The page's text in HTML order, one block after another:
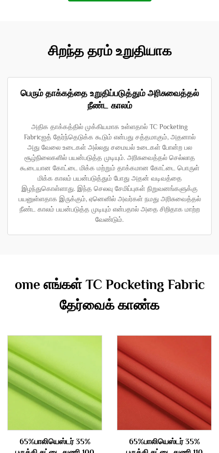
சிறந்த தரம் உறுதியாக
பெரும் தாக்கத்தை உறுதிப்படுத்தும் அரிசுவைத்தல்
நீண்ட காலம்
அதிக தாக்கத்தில் முக்கியமாக உள்ளதால் TC Pocketing
Fabricஐத் தேர்ந்தெடுக்க கூடும் என்பது சத்தமாகும், அதனால்
அது வேலை உடைகள் அல்லது சமையல் உடைகள் போன்ற பல
சூழ்நிலைகளில் பயன்படுத்த முடியும். அரிசுவைத்தல் செல்லாத
கூடையான கோட்டை மிக்க மற்றும் தாக்கமான கோட்டை பொருள்
மிக்க காலம் பயன்படுத்தும் போது அதன் வடிவத்தை
இழந்துகொள்ளாது. இந்த செலவு சேமிப்புகள் நிறுவனங்களுக்கு
பயனுள்ளதாக இருக்கும், ஏனெனில் அவர்கள் நமது அரிசுவைத்தல்
நீண்ட காலம் பயன்படுத்த முடியும் என்பதால் அதை சிறிதாக மாற்ற
வேண்டும்.
ome எங்கள் TC Pocketing Fabric
தேர்வைக் காண்க
65%பாலியெஸ்டர் 35%
65%பாலியெஸ்டர் 35%